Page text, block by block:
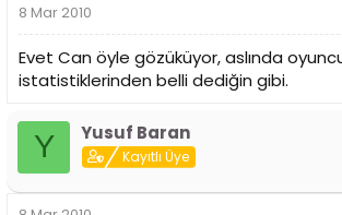
8 Mar 2010
Evet Can öyle gözüküyor, aslında
istatistiklerinden belli dediğin gibi.
Y Yusuf Baran
Kayıtlı Üye